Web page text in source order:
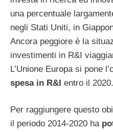
una percentuale
negli Stati Uniti, in
Ancora peggiore è la
investimenti in R&I
L’Unione Europa si pone
spesa in R&I entro il 2020.
Per raggiungere questo
il periodo 2014-2020 ha